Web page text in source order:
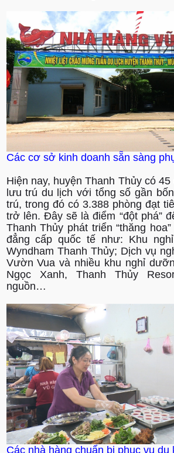
Các cơ sở kinh doanh sẵn sàng
Hiện nay, huyện Thanh Thủy có
lưu trú du lịch với tổng số gần
trú, trong đó có 3.388 phòng đạt
trở lên. Đây sẽ là điểm “đột phá”
Thanh Thủy phát triển “thăng
đẳng cấp quốc tế như: Khu
Wyndham Thanh Thủy; Dịch vụ
Vườn Vua và nhiều khu nghỉ
Ngọc Xanh, Thanh Thủy
nguồn…
Các nhà hàng chuẩn bị phục vụ du